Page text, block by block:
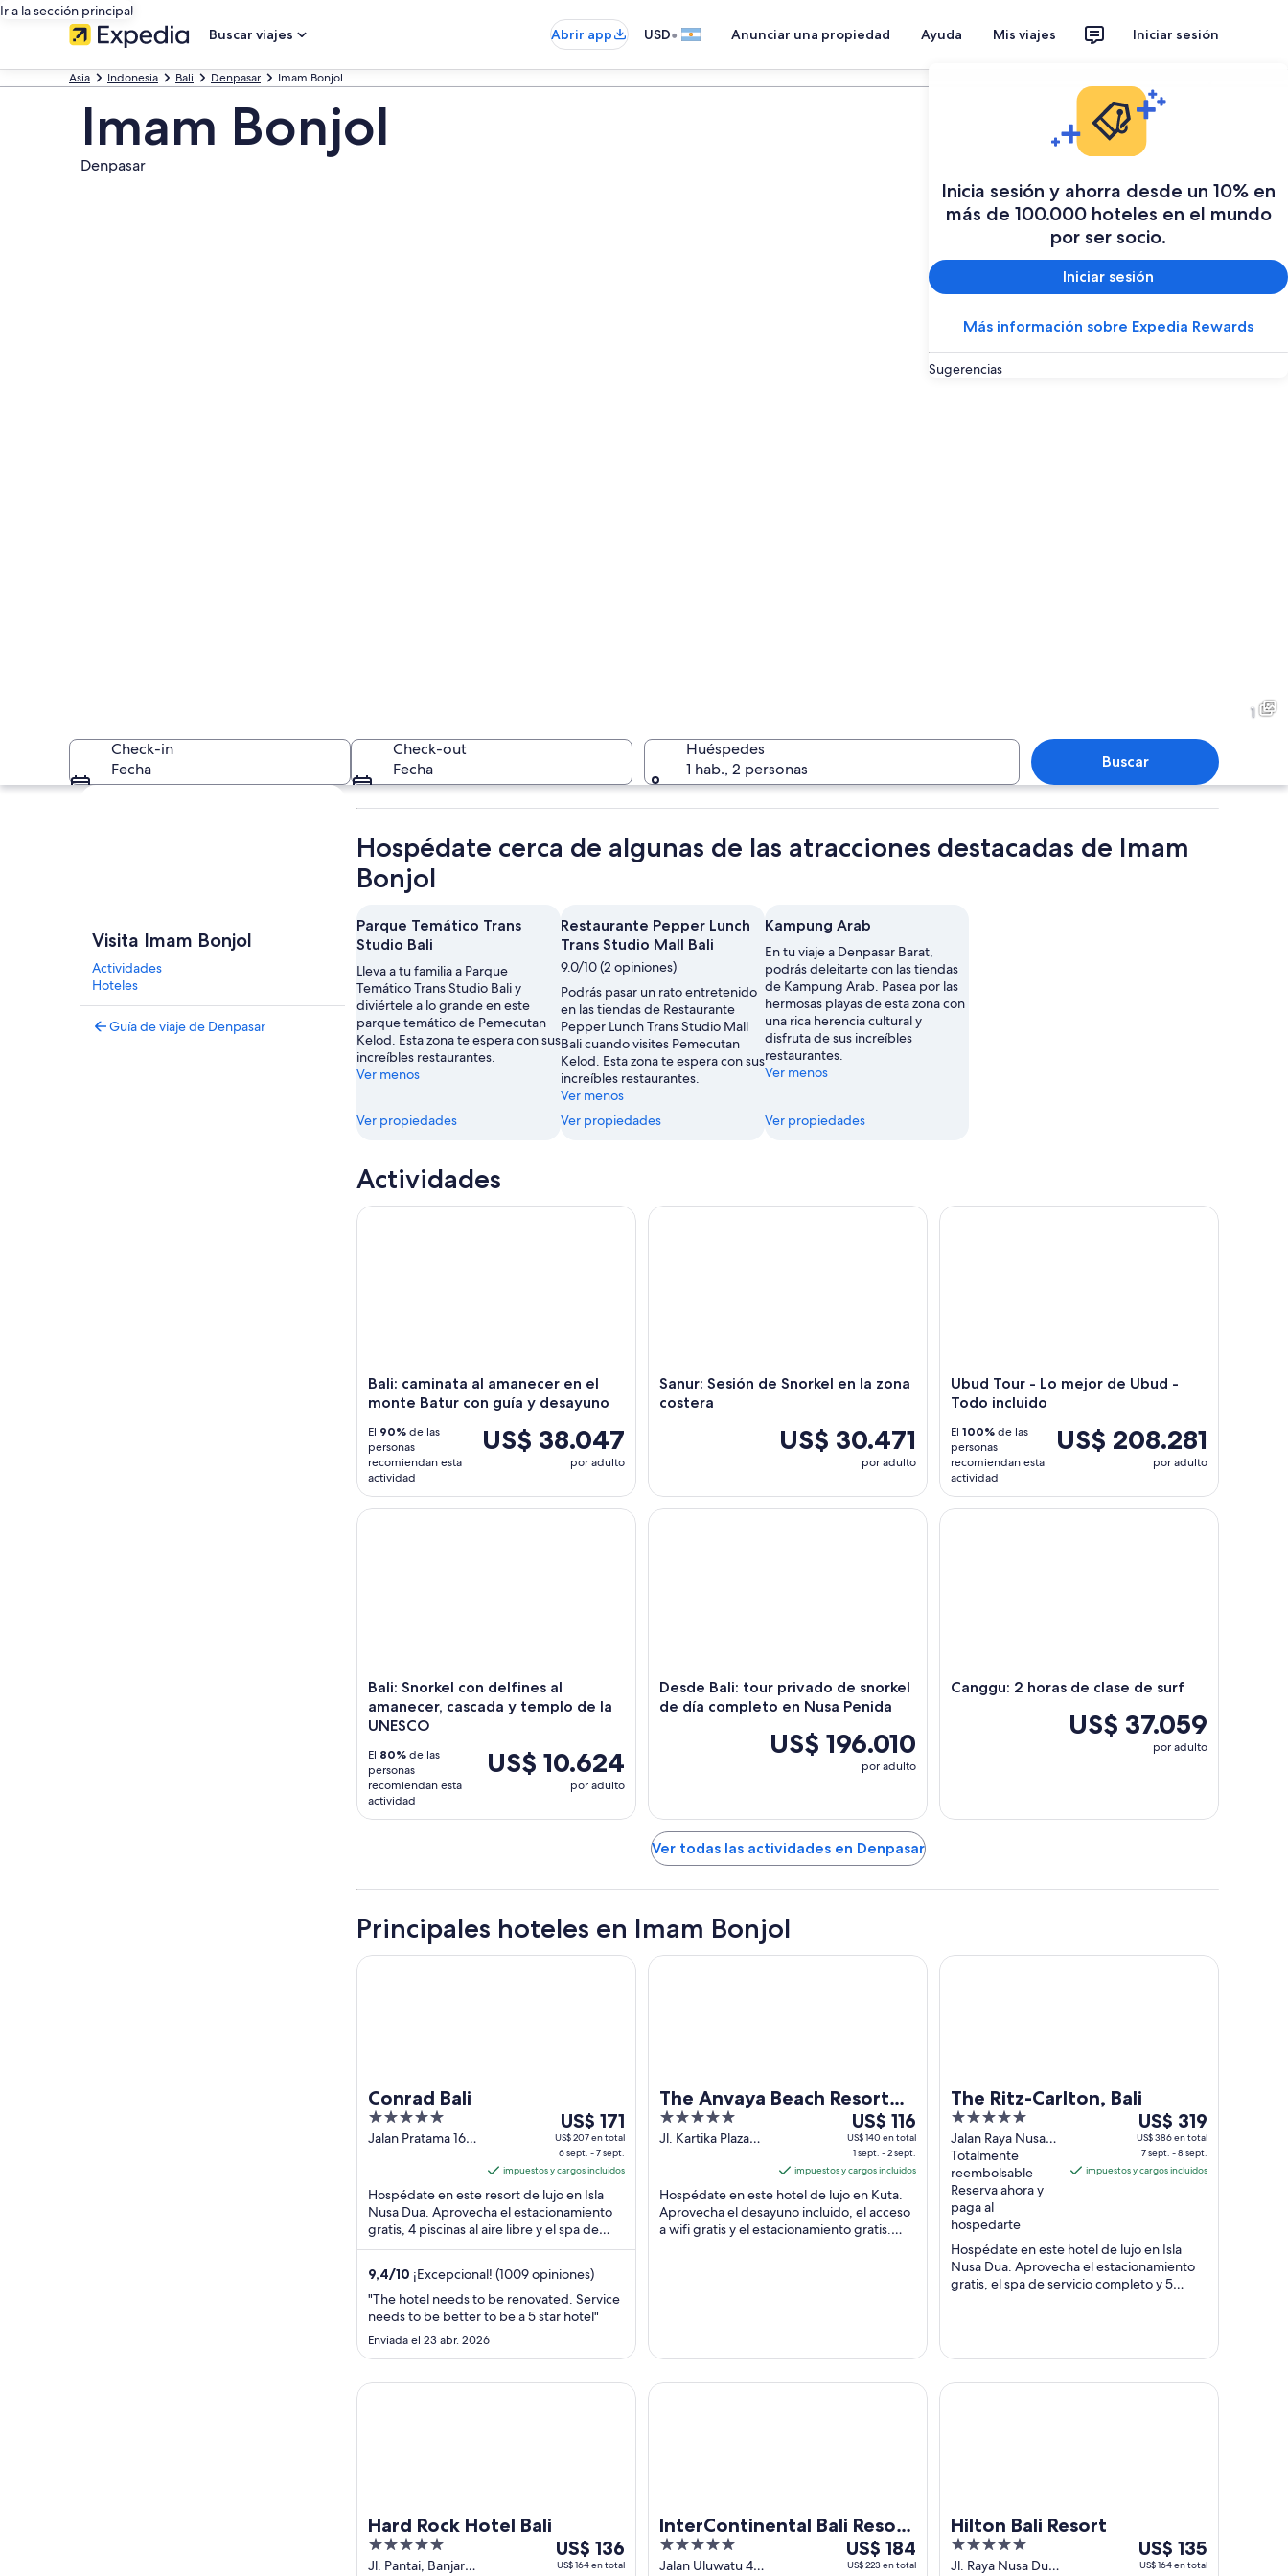
Ir a la sección principal
Buscar viajes
Abrir app USD• Anunciar una propiedad Ayuda Mis viajes Iniciar sesión
Inicia sesión y ahorra desde un 10% en
más de 100.000 hoteles en el mundo
por ser socio.
Iniciar sesión
Más información sobre Expedia Rewards
Sugerencias
Asia Indonesia Bali Denpasar Imam Bonjol
Imam Bonjol
Denpasar
Escena costera con un rompeolas rocoso, aguas tranquilas y un pabellón junto al mar durante el atardecer.
1
Check-in
Fecha
Check-out
Fecha
Huéspedes
1 hab., 2 personas
Buscar
Ver mapa
Visita Imam Bonjol
Actividades
Hoteles
Guía de viaje de Denpasar
Hospédate cerca de algunas de las atracciones destacadas de Imam
Bonjol
Parque Temático Trans
Studio Bali
Lleva a tu familia a Parque
Temático Trans Studio Bali y
diviértele a lo grande en este
parque temático de Pemecutan
Kelod. Esta zona te espera con sus
increíbles restaurantes.
Ver menos
Ver propiedades
Restaurante Pepper Lunch
Trans Studio Mall Bali
9.0/10 (2 opiniones)
Podrás pasar un rato entretenido
en las tiendas de Restaurante
Pepper Lunch Trans Studio Mall
Bali cuando visites Pemecutan
Kelod. Esta zona te espera con sus
increíbles restaurantes.
Ver menos
Ver propiedades
Kampung Arab
En tu viaje a Denpasar Barat,
podrás deleitarte con las tiendas
de Kampung Arab. Pasea por las
hermosas playas de esta zona con
una rica herencia cultural y
disfruta de sus increíbles
restaurantes.
Ver menos
Ver propiedades
Actividades
Bali: caminata al amanecer en el
monte Batur con guía y desayuno
US$ 38.047
por adulto
El 90% de las
personas
recomiendan esta
actividad
Bali: caminata al amanecer en el monte Batur con guía y desayuno
Sanur: Sesión de Snorkel en la zona
costera
US$ 30.471
por adulto
Sanur: Sesión de Snorkel en la zona costera
Ubud Tour - Lo mejor de Ubud -
Todo incluido
US$ 208.281
por adulto
El 100% de las
personas
recomiendan esta
actividad
Ubud Tour - Lo mejor de Ubud - Todo incluido
Bali: Snorkel con delfines al
amanecer, cascada y templo de la
UNESCO
US$ 10.624
por adulto
El 80% de las
personas
recomiendan esta
actividad
Bali: Snorkel con delfines al amanecer, cascada y templo de la UNESCO
Desde Bali: tour privado de snorkel
de día completo en Nusa Penida
US$ 196.010
por adulto
Desde Bali: tour privado de snorkel de día completo en Nusa Penida
Canggu: 2 horas de clase de surf
US$ 37.059
por adulto
Canggu: 2 horas de clase de surf
Ver todas las actividades en Denpasar
Principales hoteles en Imam Bonjol
Conrad Bali
5
out
Jalan Pratama 168
Del
6
sept
al
7
sept,
el
por
noche
es
US$ 171
US$ 171
US$ 207 en total
6 sept. - 7 sept.
impuestos y cargos incluidos
Hospédate en este resort de lujo en Isla
Nusa Dua. Aprovecha el estacionamiento
gratis, 4 piscinas al aire libre y el spa de
servicio completo. Nuestros huéspedes ...
9,4/10 ¡Excepcional! (1009 opiniones)
"The hotel needs to be renovated. Service
needs to be better to be a 5 star hotel"
Enviada el 23 abr. 2026
Conrad Bali
The Anvaya Beach Resort
Bali
5
out
Jl. Kartika Plaza
Del
1
sept
al
2
sept,
el
US$ 116
US$ 116
US$ 140 en total
1 sept. - 2 sept.
impuestos y cargos incluidos
Hospédate en este hotel de lujo en Kuta.
Aprovecha el desayuno incluido, el acceso
a wifi gratis y el estacionamiento gratis.
The Anvaya Beach Resort Bali
The Ritz-Carlton, Bali
5
out
of
5
Jalan Raya Nusa
Dua Lot #3 Nusa
Dua Bali
Totalmente
reembolsable
Reserva ahora y
paga al
hospedarte
Del
7
sept
al
precio
por
US$ 319
US$ 319
US$ 386 en total
7 sept. - 8 sept.
impuestos y cargos incluidos
Hospédate en este hotel de lujo en Isla
Nusa Dua. Aprovecha el estacionamiento
gratis, el spa de servicio completo y 5
The Ritz-Carlton, Bali
Hard Rock Hotel Bali
5
out
Jl. Pantai, Banjar
Del
28
US$ 136
US$ 164 en total
Hard Rock Hotel Bali
InterContinental Bali Resort
by IHG
5
out
Jalan Uluwatu 45
Del
30
US$ 184
US$ 223 en total
InterContinental Bali Resort by IHG
Hilton Bali Resort
5
out
Jl. Raya Nusa Dua
Del
30
US$ 135
US$ 164 en total
Hilton Bali Resort